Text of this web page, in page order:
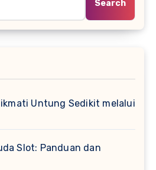
Search
Untung Sedikit melalui
Slot: Panduan dan